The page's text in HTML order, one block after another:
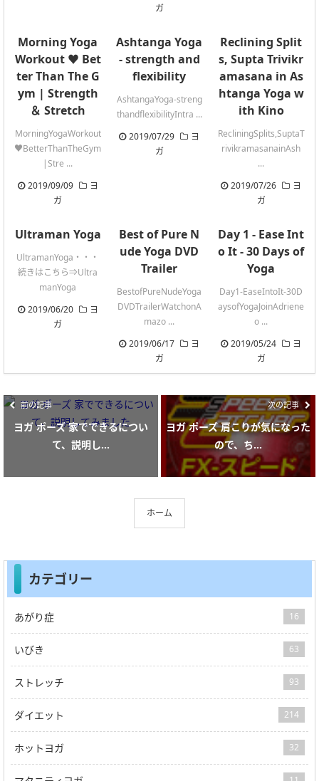
ガ
Morning Yoga
Workout ♥ Bet
ter Than The G
ym | Strength
＆ Stretch
MorningYogaWorkout
♥BetterThanTheGym
|Stre ...
2019/09/09
ヨ
ガ
Ashtanga Yoga
- strength and
flexibility
AshtangaYoga-streng
thandflexibilityIntra ...
2019/07/29
ヨ
ガ
Reclining Split
s, Supta Trivikr
amasana in As
htanga Yoga w
ith Kino
RecliningSplits,SuptaT
rivikramasanainAsh
...
2019/07/26
ヨ
ガ
Ultraman Yoga
UltramanYoga・・・
続きはこちら⇒Ultra
manYoga
2019/06/20
ヨ
ガ
Best of Pure N
ude Yoga DVD
Trailer
BestofPureNudeYoga
DVDTrailerWatchonA
mazo ...
2019/06/17
ヨ
ガ
Day 1 - Ease Int
o It - 30 Days of
Yoga
Day1-EaseIntoIt-30D
aysofYogaJoinAdriene
o ...
2019/05/24
ヨ
ガ
前の記事
ヨガ ポーズ 家でできるについ
て、説明し...
次の記事
ヨガ ポーズ 肩こりが気になった
ので、ち...
ホーム
カテゴリー
あがり症 16
いびき 63
ストレッチ 93
ダイエット 214
ホットヨガ 32